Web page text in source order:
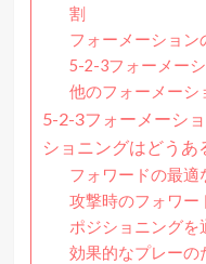
割
フォーメーション
5-2-3フォーメー
他のフォーメーシ
5-2-3フォーメーシ
ショニングはどうあ
フォワードの最適
攻撃時のフォワー
ポジショニングを
効果的なプレーの